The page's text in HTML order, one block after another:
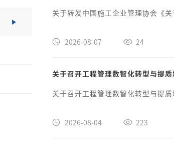
关于转发中国施工企业管理协会《
2026-08-07 24
关于召开工程管理数智化转型与提
关于召开工程管理数智化转型与提
2026-08-04 223